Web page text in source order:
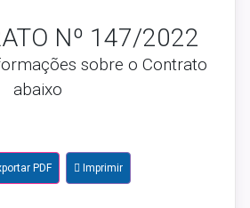
Nº 147/2022
sobre o Contrato
abaixo
PDF Imprimir